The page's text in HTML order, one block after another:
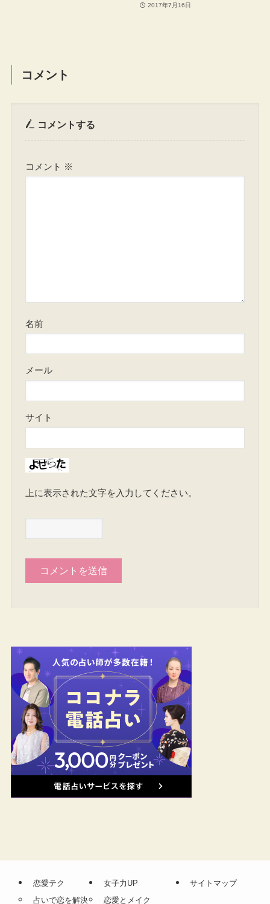
2017年7月16日
コメント
コメントする
コメント ※
名前
メール
サイト
上に表示された文字を入力してください。
恋愛テク
占いで恋を解決
女子力UP
恋愛とメイク
サイトマップ